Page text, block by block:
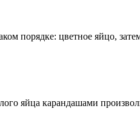
порядке: цветное яйцо,
яйца карандашами